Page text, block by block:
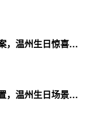
温州生日派对布置方案，温州生日惊喜布置攻略
温州生日现场怎么布置，温州生日场景布置攻略